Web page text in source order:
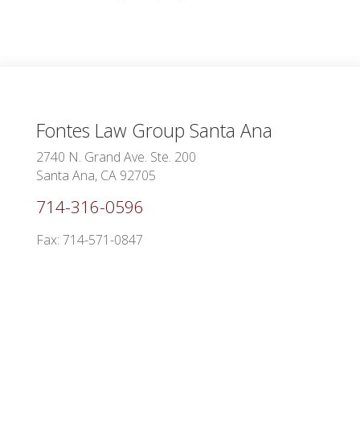
Fontes Law Group Santa Ana
2740 N. Grand Ave. Ste. 200
Santa Ana, CA 92705
714-316-0596
Fax: 714-571-0847